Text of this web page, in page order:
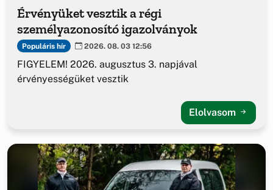
Érvényüket vesztik a régi
személyazonosító igazolványok
Populáris hír 2026. 08. 03 12:56
FIGYELEM! 2026. augusztus 3. napjával
érvényességüket vesztik
Elolvasom